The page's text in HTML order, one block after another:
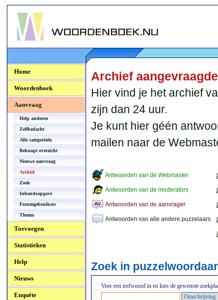
Woordenboek.NU
Home
Woordenboek
Aanvraag
Help anderen
Zelfbedacht
Alle categorieën
Beknopt overzicht
Nieuwe aanvraag
Archief
Zoek
Inhoudsopgave
Forumgebruikers
Thema
Toevoegen
Statistieken
Help
Nieuws
Enquête
Archief
Hier vind je het archief
zijn dan 24 uur.
Je kunt hier géén
mailen naar de
Antwoorden van de Webmaster
Antwoorden van de moderators
Antwoorden van de aanvrager
Antwoorden van alle andere puzzelaars
Zoek in
Voer een trefwoord in en kies de gewenste